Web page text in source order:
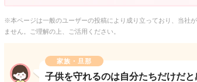
※本ページは一般のユーザーの投稿により成り立っており、当社
ません。ご理解の上、ご活用ください。
家族・旦那
子供を守れるのは自分たちだけだ